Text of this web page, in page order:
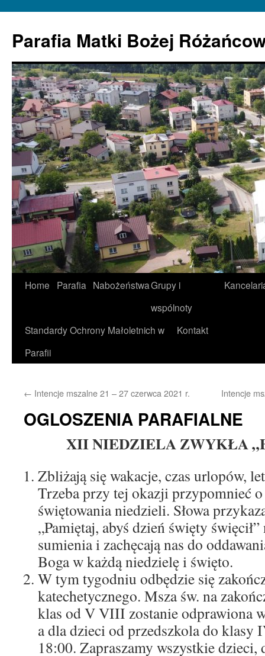
Parafia Matki Bożej
Home Parafia NabożeństwaGrupy i
wspólnoty
Standardy Ochrony Małoletnich w
Parafii
Kontakt
← Intencje mszalne 21 – 27 czerwca 2021 r. Intencje
OGLOSZENIA PARAFIALNE
XII NIEDZIELA ZWYKŁA
Zbliżają się wakacje, czas urlopów,
Trzeba przy tej okazji przypomnieć
świętowania niedzieli. Słowa
„Pamiętaj, abyś dzień święty
sumienia i zachęcają nas do
Boga w każdą niedzielę i święto.
W tym tygodniu odbędzie się
katechetycznego. Msza św. na
klas od V VIII zostanie odprawiona
a dla dzieci od przedszkola do klasy
18:00. Zapraszamy wszystkie